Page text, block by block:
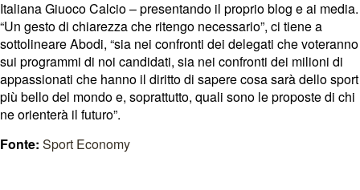
Italiana Giuoco Calcio – presentando il proprio blog e ai media.
“Un gesto di chiarezza che ritengo necessario”, ci tiene a
sottolineare Abodi, “sia nei confronti dei delegati che voteranno
sui programmi di noi candidati, sia nei confronti dei milioni di
appassionati che hanno il diritto di sapere cosa sarà dello sport
più bello del mondo e, soprattutto, quali sono le proposte di chi
ne orienterà il futuro”.
Fonte: Sport Economy